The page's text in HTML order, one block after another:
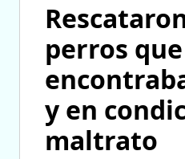
perros
y en
maltrato